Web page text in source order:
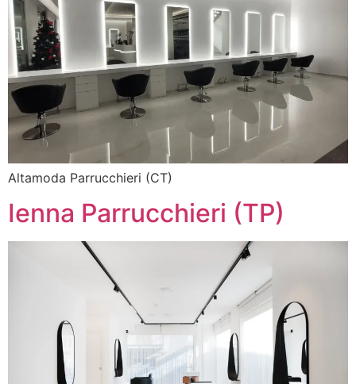
Altamoda Parrucchieri (CT)
Ienna Parrucchieri (TP)